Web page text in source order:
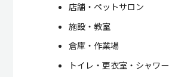
店舗・ペットサロン
施設・教室
倉庫・作業場
トイレ・更衣室・シャワー